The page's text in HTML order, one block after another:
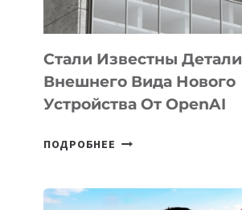
ИНТЕЛЛЕКТА
Стали Известны Детали
Внешнего Вида Нового
Устройства От OpenAI
ПОДРОБНЕЕ СТАЛИ
ВНЕШНЕГО